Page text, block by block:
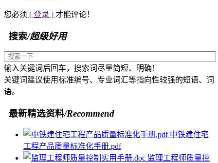
您必须 [ 登录 ] 才能评论！
搜索/超级好用
输入关键词后回车，搜索词尽量简短、明确！
关键词建议使用标准编号、专业词汇等指向性较强的短语、词
语。
最新精选资料/Recommend
中铁建住宅
工程产品质量标准化手册.pdf
监理工程师质量控